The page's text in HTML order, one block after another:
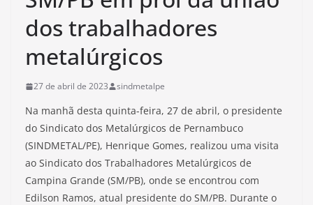
dos trabalhadores
metalúrgicos
27 de abril de 2023 sindmetalpe
Na manhã desta quinta-feira, 27 de abril, o presidente
do Sindicato dos Metalúrgicos de Pernambuco
(SINDMETAL/PE), Henrique Gomes, realizou uma visita
ao Sindicato dos Trabalhadores Metalúrgicos de
Campina Grande (SM/PB), onde se encontrou com
Edilson Ramos, atual presidente do SM/PB. Durante o